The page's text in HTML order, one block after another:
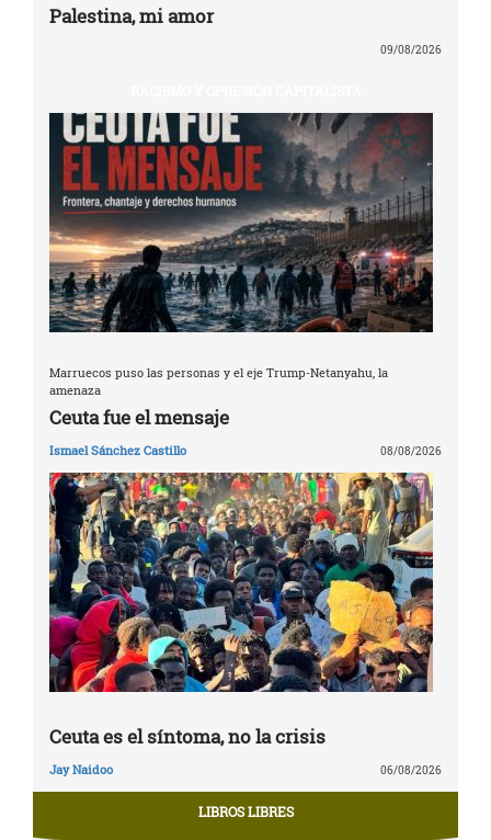
Palestina, mi amor
09/08/2026
Marruecos puso las personas y el eje Trump-Netanyahu, la
amenaza
Ceuta fue el mensaje
Ismael Sánchez Castillo 08/08/2026
Ceuta es el síntoma, no la crisis
Jay Naidoo 06/08/2026
LIBROS LIBRES